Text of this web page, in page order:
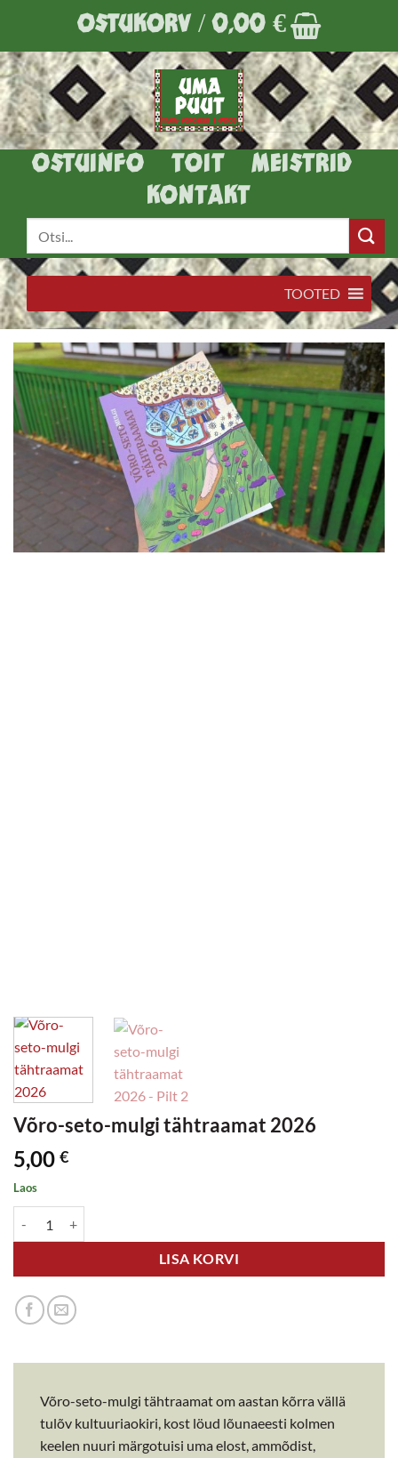
content
OSTUKORV /0,00 €
OSTUINFO TOIT
MEISTRID
KONTAKT
TOOTED
Võro-seto-mulgi tähtraamat 2026
5,00 €
Laos
LISA KORVI
Võro-seto-mulgi tähtraamat om aastan kõrra vällä
tulõv kultuuriaokiri, kost löud lõunaeesti kolmen
keelen nuuri märgotuisi uma elost, ammõdist,